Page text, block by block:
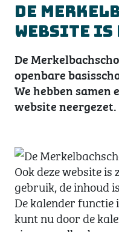
De
website
De
openbare
We hebben samen
website neergezet.
Ook deze website
gebruik, de inhoud
De kalender
kunt nu door de